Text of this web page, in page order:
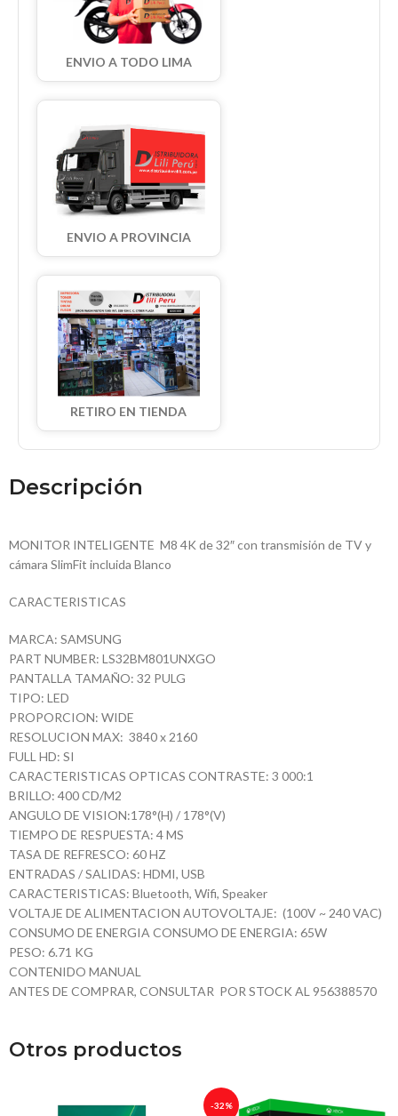
ENVIO A TODO LIMA
ENVIO A PROVINCIA
RETIRO EN TIENDA
Descripción
MONITOR INTELIGENTE M8 4K de 32″ con transmisión de TV y
cámara SlimFit incluida Blanco
CARACTERISTICAS
MARCA: SAMSUNG
PART NUMBER: LS32BM801UNXGO
PANTALLA TAMAÑO: 32 PULG
TIPO: LED
PROPORCION: WIDE
RESOLUCION MAX: 3840 x 2160
FULL HD: SI
CARACTERISTICAS OPTICAS CONTRASTE: 3 000:1
BRILLO: 400 CD/M2
ANGULO DE VISION:178°(H) / 178°(V)
TIEMPO DE RESPUESTA: 4 MS
TASA DE REFRESCO: 60 HZ
ENTRADAS / SALIDAS: HDMI, USB
CARACTERISTICAS: Bluetooth, Wifi, Speaker
VOLTAJE DE ALIMENTACION AUTOVOLTAJE: (100V ~ 240 VAC)
CONSUMO DE ENERGIA CONSUMO DE ENERGIA: 65W
PESO: 6.71 KG
CONTENIDO MANUAL
ANTES DE COMPRAR, CONSULTAR POR STOCK AL 956388570
Otros productos
-32%